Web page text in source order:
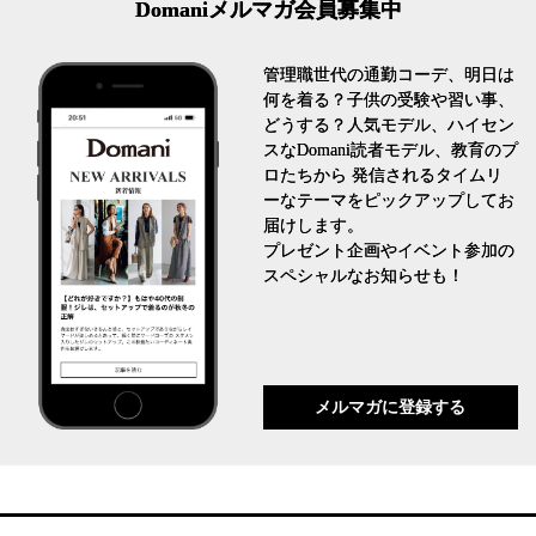
Domaniメルマガ会員募集中
管理職世代の通勤コーデ、明日は
何を着る？子供の受験や習い事、
どうする？人気モデル、ハイセン
スなDomani読者モデル、教育のプ
ロたちから 発信されるタイムリ
ーなテーマをピックアップしてお
届けします。
プレゼント企画やイベント参加の
スペシャルなお知らせも！
メルマガに登録する